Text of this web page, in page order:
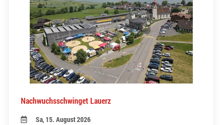
Nachwuchsschwinget Lauerz
Sa, 15. August 2026